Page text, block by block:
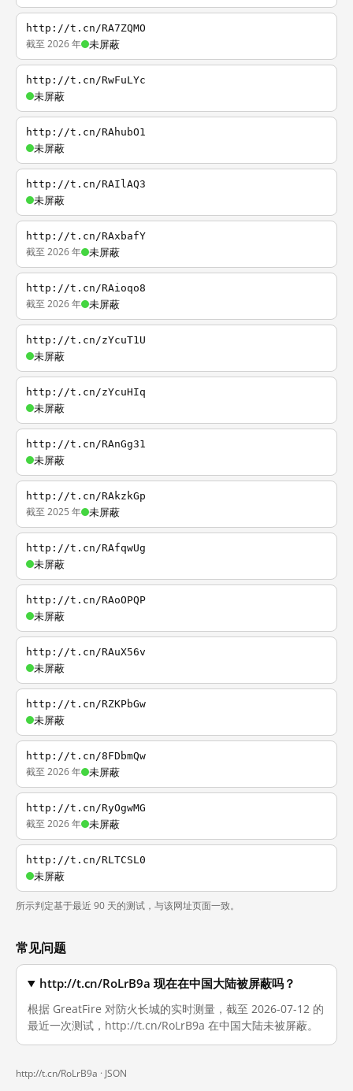
http://t.cn/RA7ZQMO
截至 2026 年 未屏蔽
http://t.cn/RwFuLYc
未屏蔽
http://t.cn/RAhubO1
未屏蔽
http://t.cn/RAIlAQ3
未屏蔽
http://t.cn/RAxbafY
截至 2026 年 未屏蔽
http://t.cn/RAioqo8
截至 2026 年 未屏蔽
http://t.cn/zYcuT1U
未屏蔽
http://t.cn/zYcuHIq
未屏蔽
http://t.cn/RAnGg31
未屏蔽
http://t.cn/RAkzkGp
截至 2025 年 未屏蔽
http://t.cn/RAfqwUg
未屏蔽
http://t.cn/RAoOPQP
未屏蔽
http://t.cn/RAuX56v
未屏蔽
http://t.cn/RZKPbGw
未屏蔽
http://t.cn/8FDbmQw
截至 2026 年 未屏蔽
http://t.cn/RyOgwMG
截至 2026 年 未屏蔽
http://t.cn/RLTCSL0
未屏蔽
所示判定基于最近 90 天的测试，与该网址页面一致。
常见问题
http://t.cn/RoLrB9a 现在在中国大陆被屏蔽吗？
根据 GreatFire 对防火长城的实时测量，截至 2026-07-12 的
最近一次测试，http://t.cn/RoLrB9a 在中国大陆未被屏蔽。
http://t.cn/RoLrB9a · JSON